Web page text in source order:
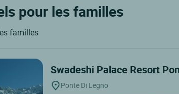
pour les familles
familles
Swadeshi Palace Resort
Ponte Di Legno